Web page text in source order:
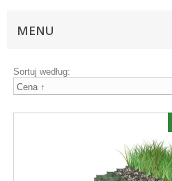
MENU
Sortuj według: